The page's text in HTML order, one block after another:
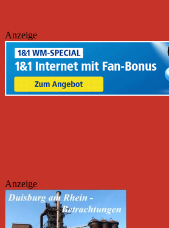
Anzeige
Anzeige